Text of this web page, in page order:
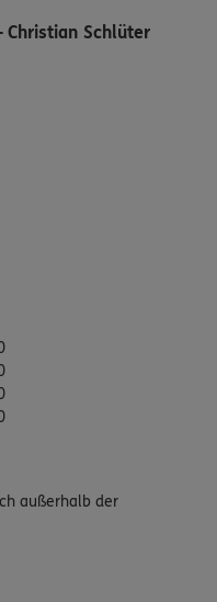
Christian Schlüter
außerhalb der